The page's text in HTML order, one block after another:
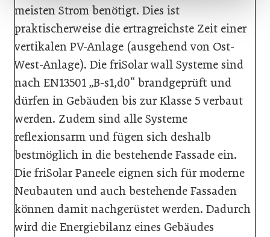
meisten Strom benötigt. Dies ist
praktischerweise die ertragreichste Zeit einer
vertikalen PV-Anlage (ausgehend von Ost-
West-Anlage). Die friSolar wall Systeme sind
nach EN13501 „B-s1,d0“ brandgeprüft und
dürfen in Gebäuden bis zur Klasse 5 verbaut
werden. Zudem sind alle Systeme
reflexionsarm und fügen sich deshalb
bestmöglich in die bestehende Fassade ein.
Die friSolar Paneele eignen sich für moderne
Neubauten und auch bestehende Fassaden
können damit nachgerüstet werden. Dadurch
wird die Energiebilanz eines Gebäudes